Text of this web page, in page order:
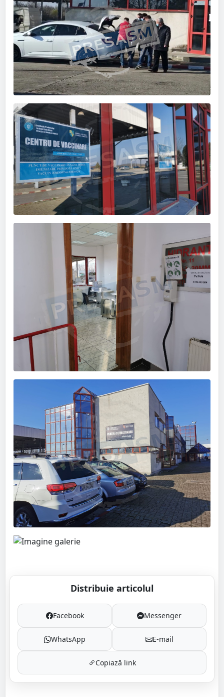
Distribuie articolul
Facebook Messenger
WhatsApp E-mail
Copiază link